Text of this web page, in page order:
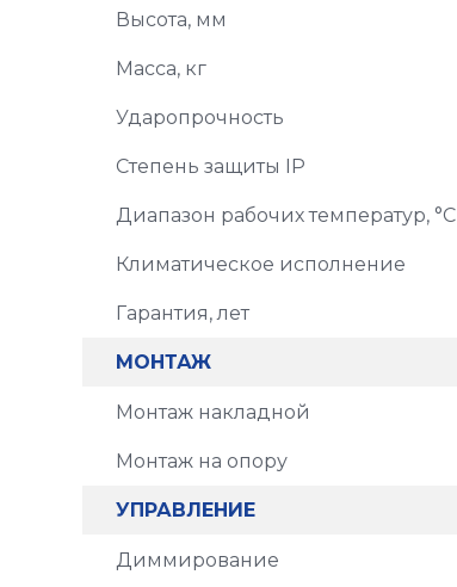
Высота, мм
Масса, кг
Ударопрочность
Степень защиты IP
Диапазон рабочих температур, °C
Климатическое исполнение
Гарантия, лет
МОНТАЖ
Монтаж накладной
Монтаж на опору
УПРАВЛЕНИЕ
Диммирование